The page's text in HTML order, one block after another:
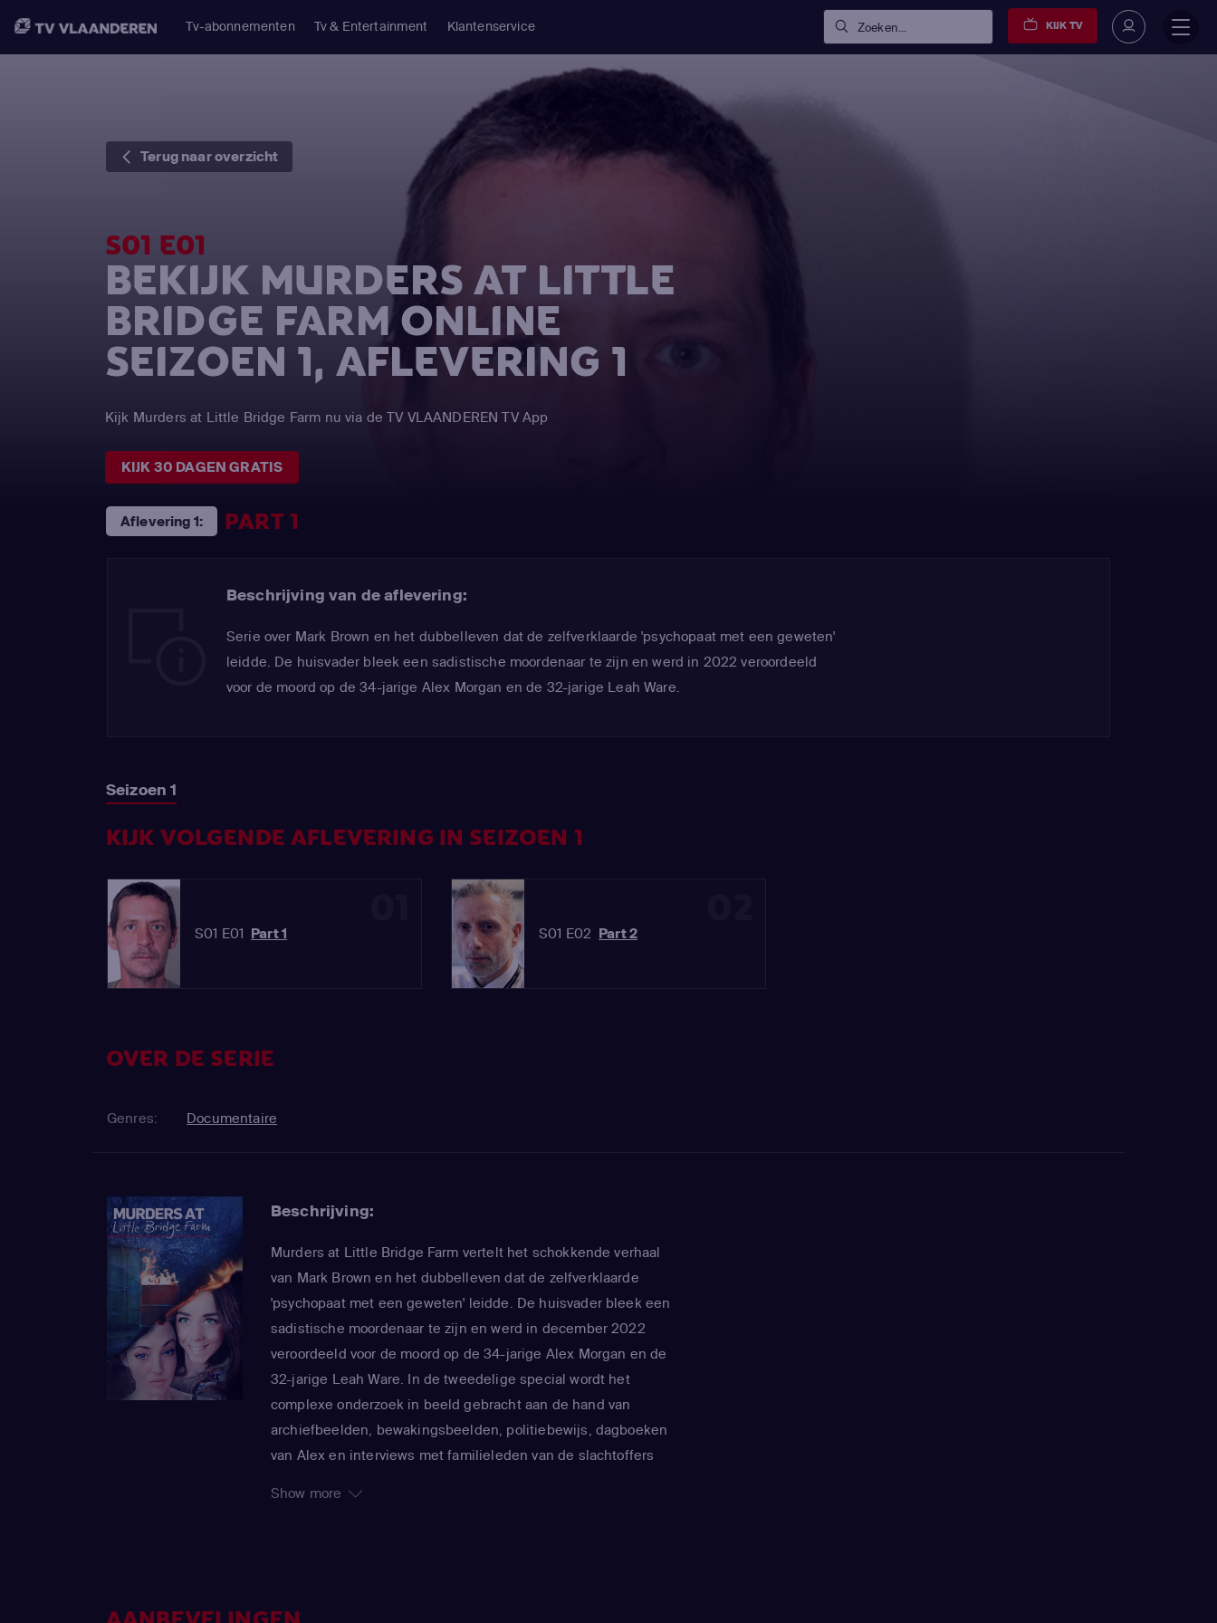
Tv-abonnementen Tv & Entertainment Klantenservice Zoeken... KIJK TV
Terug naar overzicht
S01 E01
BEKIJK MURDERS AT LITTLE
BRIDGE FARM ONLINE
SEIZOEN 1, AFLEVERING 1
Kijk Murders at Little Bridge Farm nu via de TV VLAANDEREN TV App
KIJK 30 DAGEN GRATIS
Aflevering 1: PART 1
Beschrijving van de aflevering:
Serie over Mark Brown en het dubbelleven dat de zelfverklaarde 'psychopaat met een geweten'
leidde. De huisvader bleek een sadistische moordenaar te zijn en werd in 2022 veroordeeld
voor de moord op de 34-jarige Alex Morgan en de 32-jarige Leah Ware.
Seizoen 1
KIJK VOLGENDE AFLEVERING IN SEIZOEN 1
S01 E01 Part 1 S01 E02 Part 2
OVER DE SERIE
Genres: Documentaire
Beschrijving:
Murders at Little Bridge Farm vertelt het schokkende verhaal
van Mark Brown en het dubbelleven dat de zelfverklaarde
'psychopaat met een geweten' leidde. De huisvader bleek een
sadistische moordenaar te zijn en werd in december 2022
veroordeeld voor de moord op de 34-jarige Alex Morgan en de
32-jarige Leah Ware. In de tweedelige special wordt het
complexe onderzoek in beeld gebracht aan de hand van
archiefbeelden, bewakingsbeelden, politiebewijs, dagboeken
van Alex en interviews met familieleden van de slachtoffers
zien hoe het bewijsmateriaal werd verzameld voor deze twee
Show more